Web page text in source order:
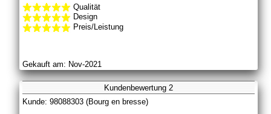
Qualität
Design
Preis/Leistung
Gekauft am: Nov-2021
Kundenbewertung 2
Kunde: 98088303 (Bourg en bresse)